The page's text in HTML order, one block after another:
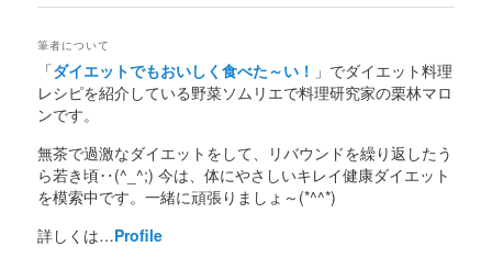
ナ
ビ
ゲ
シ
ョ
ン
筆者について
「ダイエットでもおいしく食べた～い！ 」でダイエット料理
レシピを紹介している野菜ソムリエで料理研究家の栗林マロ
ンです。
無茶で過激なダイエットをして、リバウンドを繰り返したう
ら若き頃‥(^_^;) 今は、体にやさしいキレイ健康ダイエット
を模索中です。一緒に頑張りましょ～(*^^*)
詳しくは…Profile